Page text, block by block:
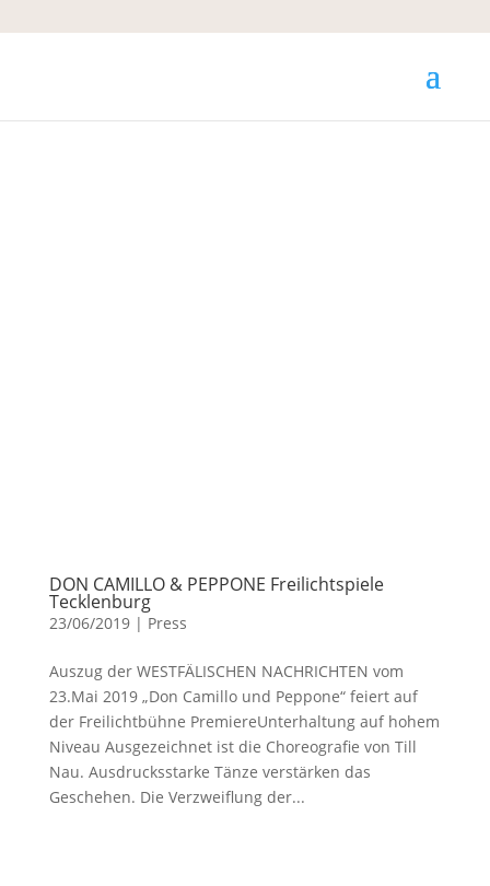
DON CAMILLO & PEPPONE Freilichtspiele
Tecklenburg
23/06/2019| Press
Auszug der WESTFÄLISCHEN NACHRICHTEN vom
23.Mai 2019 „Don Camillo und Peppone“ feiert auf
der Freilichtbühne PremiereUnterhaltung auf hohem
Niveau Ausgezeichnet ist die Choreografie von Till
Nau. Ausdrucksstarke Tänze verstärken das
Geschehen. Die Verzweiflung der...